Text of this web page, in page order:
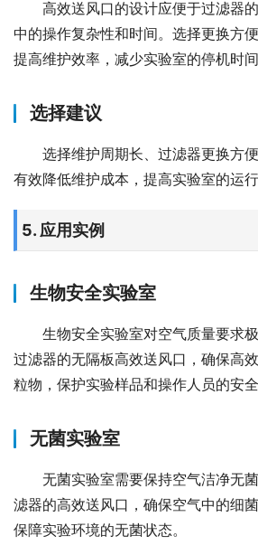
高效送风口的设计应便于过滤器
中的操作复杂性和时间。选择更换方
提高维护效率，减少实验室的停机时间
选择建议
选择维护周期长、过滤器更换方
有效降低维护成本，提高实验室的运行
5. 应用实例
生物安全实验室
生物安全实验室对空气质量要求
过滤器的无隔板高效送风口，确保高
粒物，保护实验样品和操作人员的安全
无菌实验室
无菌实验室需要保持空气洁净无
滤器的高效送风口，确保空气中的细
保障实验环境的无菌状态。